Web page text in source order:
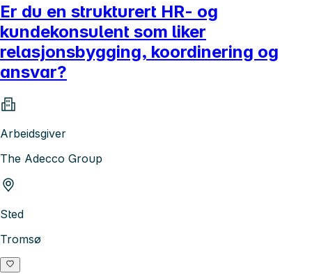
Er du en strukturert HR- og
kundekonsulent som liker
relasjonsbygging, koordinering og
ansvar?
Arbeidsgiver
The Adecco Group
Sted
Tromsø